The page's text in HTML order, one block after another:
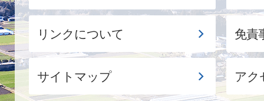
リンクについて 免責
サイトマップ アク